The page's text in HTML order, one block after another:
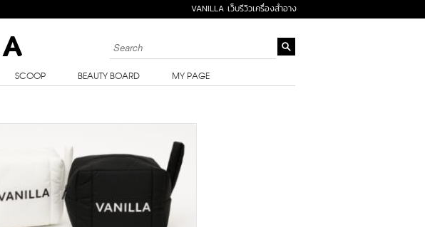
VANILLA เว็บรีวิวเครื่องสำอาง
SCOOP BEAUTY BOARD MY PAGE